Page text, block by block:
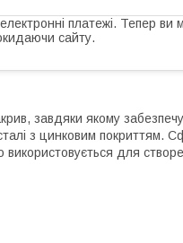
платежі. Тепер ви
сайту.
завдяки якому
з цинковим покриттям.
для